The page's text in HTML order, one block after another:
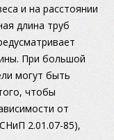
и на расстоянии
длина труб
При большой
могут быть
чтобы
от
2.01.07-85),